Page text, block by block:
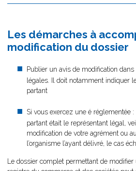
Les démarches à
modification du dossier
Publier un avis de modification dans
légales. Il doit notamment indiquer
partant
Si vous exercez une é réglementée
partant était le représentant légal,
modification de votre agrément ou
l’organisme l’ayant délivré, le cas
Le dossier complet permettant de